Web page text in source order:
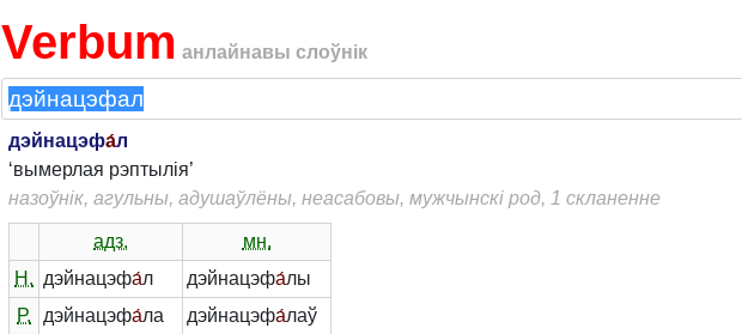
Verbum анлайнавы слоўнік
дэйнацэфа́л
‘вымерлая рэптылія’
назоўнік, агульны, адушаўлёны, неасабовы, мужчынскі род, 1 скланенне
адз.
мн.
Н. дэйнацэфа́л дэйнацэфа́лы
Р.
дэйнацэфа́ла дэйнацэфа́лаў